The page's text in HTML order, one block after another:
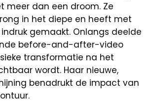
meer dan een droom. Ze
in het diepe en heeft met
gemaakt. Onlangs deelde
before-and-after-video
transformatie na het
wordt. Haar nieuwe,
benadrukt de impact van